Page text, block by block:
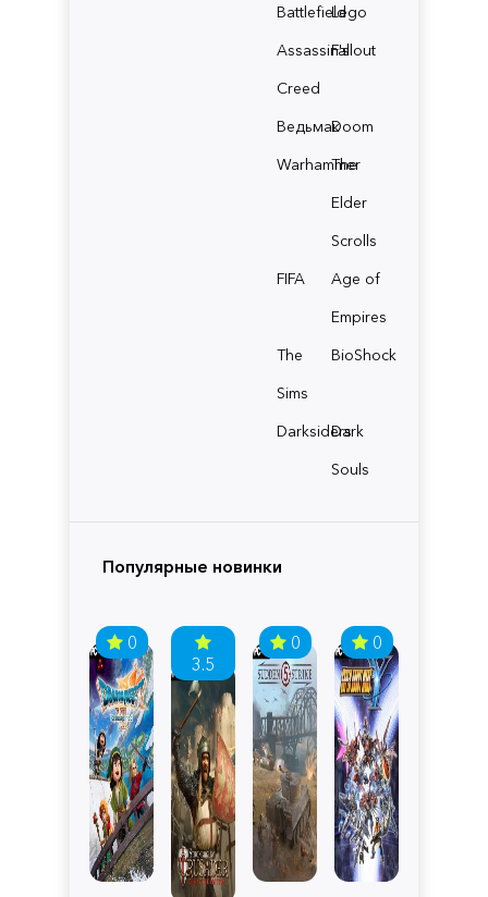
BattlefieldLego
Assassin's
Creed
Fallout
ВедьмакDoom
Warhammer
The
Elder
Scrolls
FIFA
Age of
Empires
The
Sims
BioShock
Darksiders
Dark
Souls
Популярные новинки
0
3.5
0 0